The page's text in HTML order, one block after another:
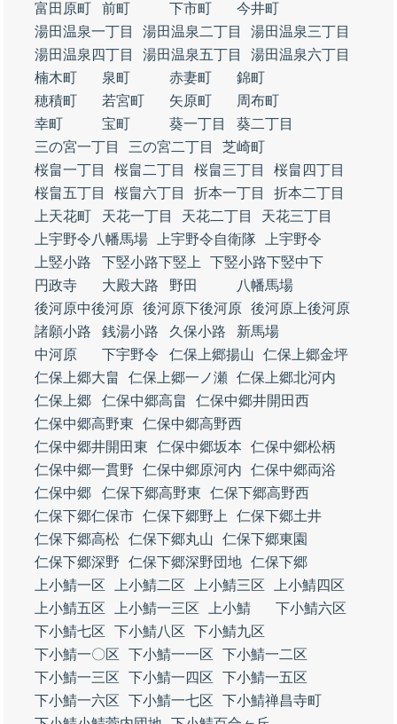
富田原町
前町 下市町
今井町
湯田温泉一丁目
湯田温泉二丁目
湯田温泉三丁目
湯田温泉四丁目
湯田温泉五丁目
湯田温泉六丁目
楠木町
泉町 赤妻町
錦町
穂積町
若宮町 矢原町
周布町
幸町
宝町 葵一丁目
葵二丁目
三の宮一丁目
三の宮二丁目
芝崎町
桜畠一丁目
桜畠二丁目 桜畠三丁目
桜畠四丁目
桜畠五丁目
桜畠六丁目 折本一丁目
折本二丁目
上天花町
天花一丁目 天花二丁目
天花三丁目
上宇野令八幡馬場
上宇野令自衛隊
上宇野令
上竪小路
下竪小路下竪上
下竪小路下竪中下
円政寺
大殿大路 野田
八幡馬場
後河原中後河原 後河原下後河原 後河原上後河原
諸願小路
銭湯小路 久保小路
新馬場
中河原
下宇野令 仁保上郷揚山
仁保上郷金坪
仁保上郷大畠
仁保上郷一ノ瀬 仁保上郷北河内
仁保上郷
仁保中郷高畠
仁保中郷井開田西
仁保中郷高野東
仁保中郷高野西
仁保中郷井開田東
仁保中郷坂本
仁保中郷松柄
仁保中郷一貫野
仁保中郷原河内
仁保中郷両浴
仁保中郷
仁保下郷高野東
仁保下郷高野西
仁保下郷仁保市 仁保下郷野上
仁保下郷土井
仁保下郷高松 仁保下郷丸山
仁保下郷東園
仁保下郷深野
仁保下郷深野団地 仁保下郷
上小鯖一区
上小鯖二区 上小鯖三区
上小鯖四区
上小鯖五区
上小鯖一三区 上小鯖
下小鯖六区
下小鯖七区
下小鯖八区
下小鯖九区
下小鯖一〇区
下小鯖一一区
下小鯖一二区
下小鯖一三区
下小鯖一四区
下小鯖一五区
下小鯖一六区
下小鯖一七区
下小鯖禅昌寺町